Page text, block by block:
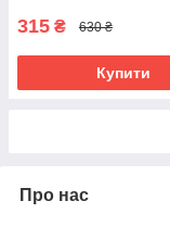
315 ₴ 630 ₴
Купити
Про нас